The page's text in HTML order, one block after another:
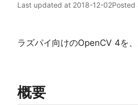
Last updated at 2018-12-02Posted
ラズパイ向けのOpenCV 4を
概要